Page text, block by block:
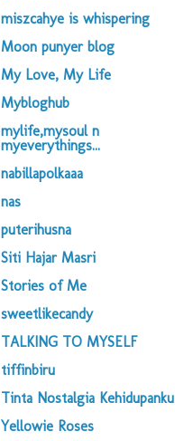
miszcahye is whispering
Moon punyer blog
My Love, My Life
Mybloghub
mylife,mysoul n
myeverythings...
nabillapolkaaa
nas
puterihusna
Siti Hajar Masri
Stories of Me
sweetlikecandy
TALKING TO MYSELF
tiffinbiru
Tinta Nostalgia Kehidupanku
Yellowie Roses